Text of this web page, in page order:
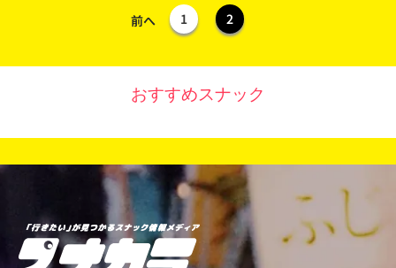
前へ 1 2
おすすめスナック